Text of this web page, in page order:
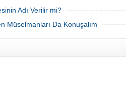
Adı Verilir mi?
Müselmanları Da Konuşalım